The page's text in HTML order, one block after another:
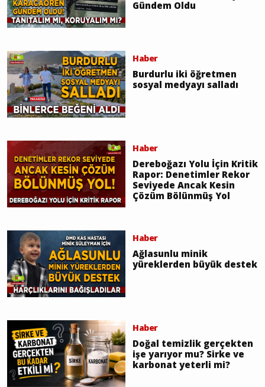
Gündem Oldu
Haber
Burdurlu iki öğretmen
sosyal medyayı salladı
Haber
Dereboğazı Yolu İçin Kritik
Rapor: Denetimler Rekor
Seviyede Ancak Kesin
Çözüm Bölünmüş Yol
Haber
Ağlasunlu minik
yüreklerden büyük destek
Haber
Doğal temizlik gerçekten
işe yarıyor mu? Sirke ve
karbonat yeterli mi?